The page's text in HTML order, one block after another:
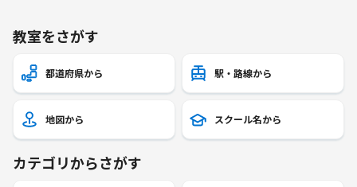
教室をさがす
都道府県から 駅・路線から
地図から スクール名から
カテゴリからさがす